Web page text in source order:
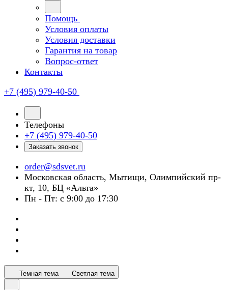
Помощь
Условия оплаты
Условия доставки
Гарантия на товар
Вопрос-ответ
Контакты
+7 (495) 979-40-50
Телефоны
+7 (495) 979-40-50
Заказать звонок
order@sdsvet.ru
Московская область, Мытищи, Олимпийский пр-
кт, 10, БЦ «Альта»
Пн - Пт: с 9:00 до 17:30
Темная тема Светлая тема